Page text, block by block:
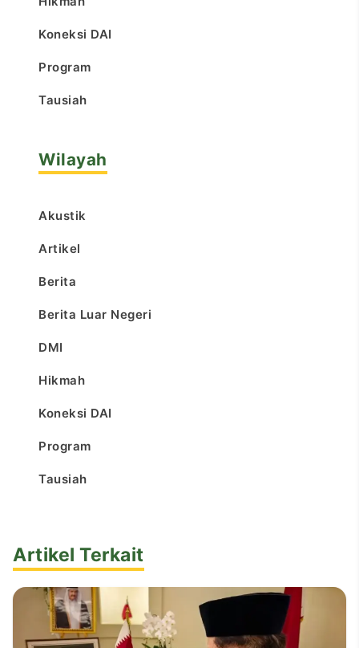
Koneksi DAI
Program
Tausiah
Wilayah
Akustik
Artikel
Berita
Berita Luar Negeri
DMI
Hikmah
Koneksi DAI
Program
Tausiah
Artikel Terkait